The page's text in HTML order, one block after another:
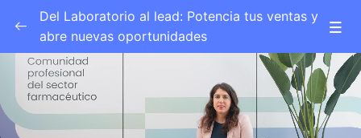
Marketing Digital para profesionales del
sector farmacéutico.
0/2
Introducción a lección 1 03:09
Del Laboratorio al lead: Potencia tus ventas y
abre nuevas oportunidades